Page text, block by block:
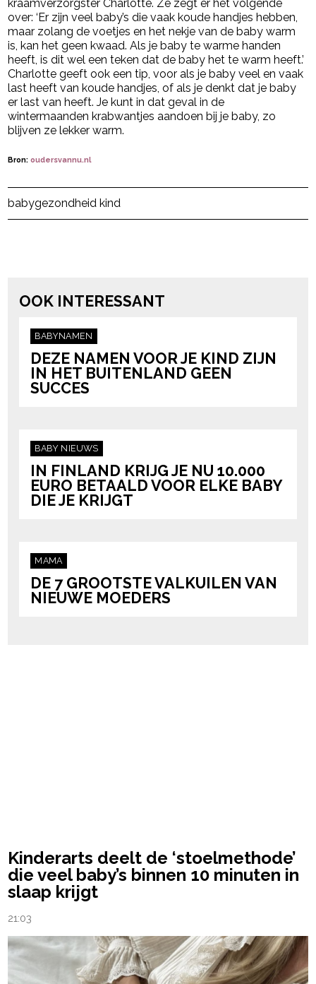
kraamverzorgster Charlotte. Ze zegt er het volgende
over: ‘Er zijn veel baby’s die vaak koude handjes hebben,
maar zolang de voetjes en het nekje van de baby warm
is, kan het geen kwaad. Als je baby te warme handen
heeft, is dit wel een teken dat de baby het te warm heeft.’
Charlotte geeft ook een tip, voor als je baby veel en vaak
last heeft van koude handjes, of als je denkt dat je baby
er last van heeft. Je kunt in dat geval in de
wintermaanden krabwantjes aandoen bij je baby, zo
blijven ze lekker warm.
Bron:oudersvannu.nl
Post Views: 1.858
babygezondheid kind
OOK INTERESSANT
BABYNAMEN
DEZE NAMEN VOOR JE KIND ZIJN
IN HET BUITENLAND GEEN
SUCCES
BABY NIEUWS
IN FINLAND KRIJG JE NU 10.000
EURO BETAALD VOOR ELKE BABY
DIE JE KRIJGT
MAMA
DE 7 GROOTSTE VALKUILEN VAN
NIEUWE MOEDERS
Kinderarts deelt de ‘stoelmethode’
die veel baby’s binnen 10 minuten in
slaap krijgt
21:03